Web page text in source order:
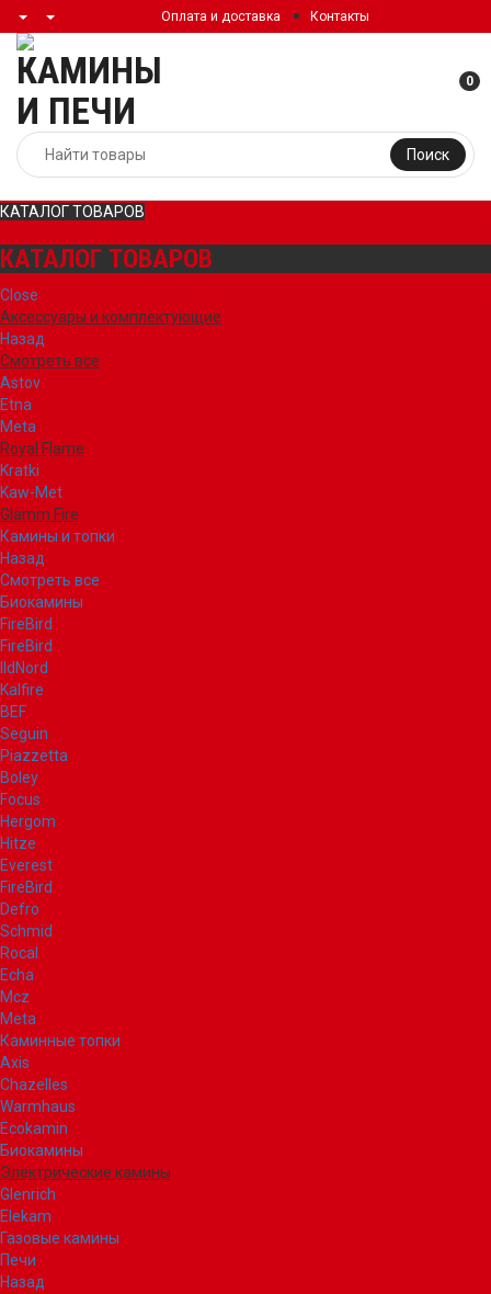
Оплата и доставка Контакты
Поиск
0
КАТАЛОГ ТОВАРОВ
КАТАЛОГ ТОВАРОВ
Close
Аксессуары и комплектующие
Назад
Смотреть все
Astov
Etna
Meta
Royal Flame
Kratki
Kaw-Met
Glamm Fire
Камины и топки
Назад
Смотреть все
Биокамины
FireBird
FireBird
IldNord
Kalfire
BEF
Seguin
Piazzetta
Boley
Focus
Hergom
Hitze
Everest
FireBird
Defro
Schmid
Rocal
Echa
Mcz
Meta
Каминные топки
Axis
Chazelles
Warmhaus
Ecokamin
Биокамины
Электрические камины
Glenrich
Elekam
Газовые камины
Печи
Назад